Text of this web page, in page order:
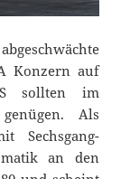
Konzern auf
sollten im
Als
Sechsgang-
an den